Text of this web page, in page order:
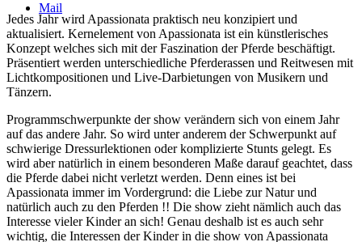
Mail
Jedes Jahr wird Apassionata praktisch neu konzipiert und
aktualisiert. Kernelement von Apassionata ist ein künstlerisches
Konzept welches sich mit der Faszination der Pferde beschäftigt.
Präsentiert werden unterschiedliche Pferderassen und Reitwesen mit
Lichtkompositionen und Live-Darbietungen von Musikern und
Tänzern.
Programmschwerpunkte der show verändern sich von einem Jahr
auf das andere Jahr. So wird unter anderem der Schwerpunkt auf
schwierige Dressurlektionen oder komplizierte Stunts gelegt. Es
wird aber natürlich in einem besonderen Maße darauf geachtet, dass
die Pferde dabei nicht verletzt werden. Denn eines ist bei
Apassionata immer im Vordergrund: die Liebe zur Natur und
natürlich auch zu den Pferden !! Die show zieht nämlich auch das
Interesse vieler Kinder an sich! Genau deshalb ist es auch sehr
wichtig, die Interessen der Kinder in die show von Apassionata